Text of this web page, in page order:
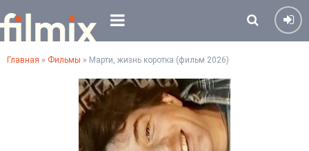
Главная » Фильмы » Марти, жизнь коротка (фильм 2026)